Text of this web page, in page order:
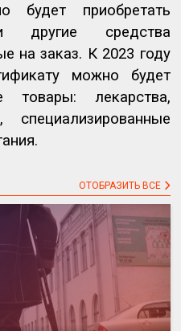
приобретать
другие средства
на заказ. К 2023 году
можно будет
товары: лекарства,
специализированные
ОТОБРАЗИТЬ ВСЕ